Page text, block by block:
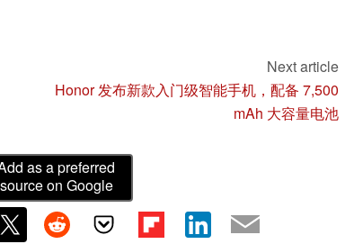
Next article
Honor 发布新款入门级智能手机，配备 7,500
mAh 大容量电池
as a preferred
source on Google